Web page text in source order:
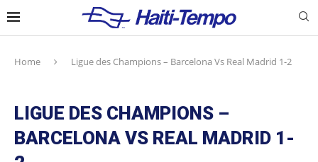
Home Ligue des Champions – Barcelona Vs Real Madrid 1-2
LIGUE DES CHAMPIONS –
BARCELONA VS REAL MADRID 1-